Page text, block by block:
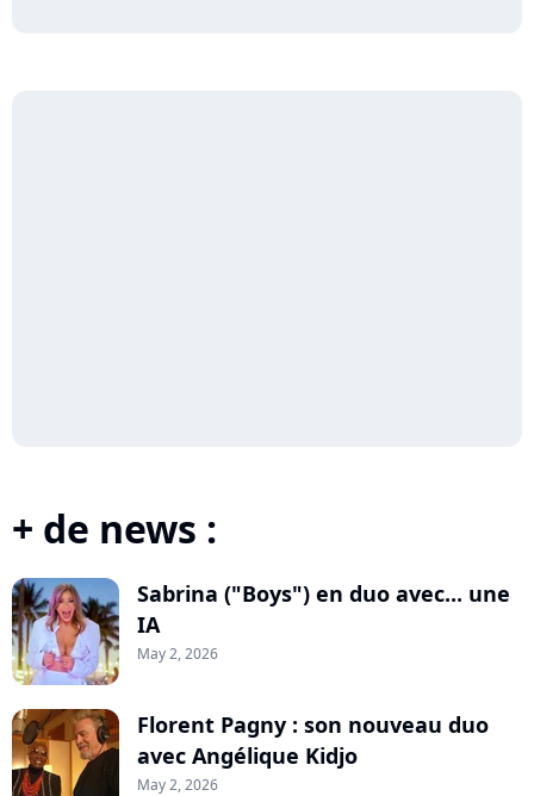
+ de news :
Sabrina ("Boys") en duo avec... une
IA
May 2, 2026
Florent Pagny : son nouveau duo
avec Angélique Kidjo
May 2, 2026